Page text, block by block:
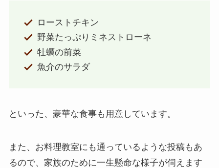
ローストチキン
野菜たっぷりミネストローネ
牡蠣の前菜
魚介のサラダ
といった、豪華な食事も用意しています。
また、お料理教室にも通っているような投稿もあ
るので、家族のために一生懸命な様子が伺えます